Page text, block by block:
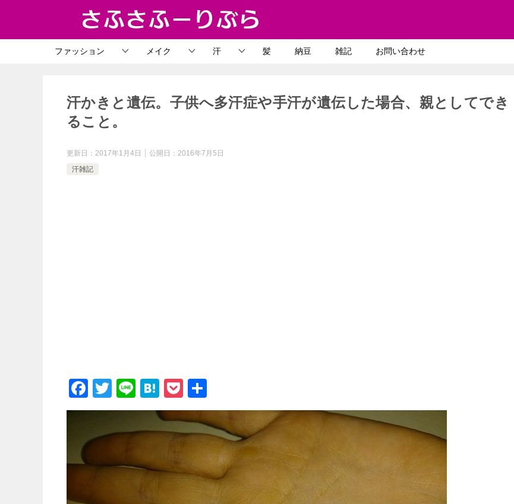
ファッション メイク 汗 髪 納豆 雑記 お問い合わせ
汗かきと遺伝。子供へ多汗症や手汗が遺伝した場合、親としてでき
ること。
更新日： 2017年1月4日 公開日： 2016年7月5日
汗雑記
F
a
e
b
T
wi
er
Li
n
e
H
at
e
a
P
o
c
k
et
有